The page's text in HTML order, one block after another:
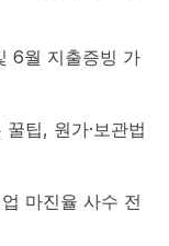
6월 지출증빙 가
팁, 원가·보관법
마진율 사수 전